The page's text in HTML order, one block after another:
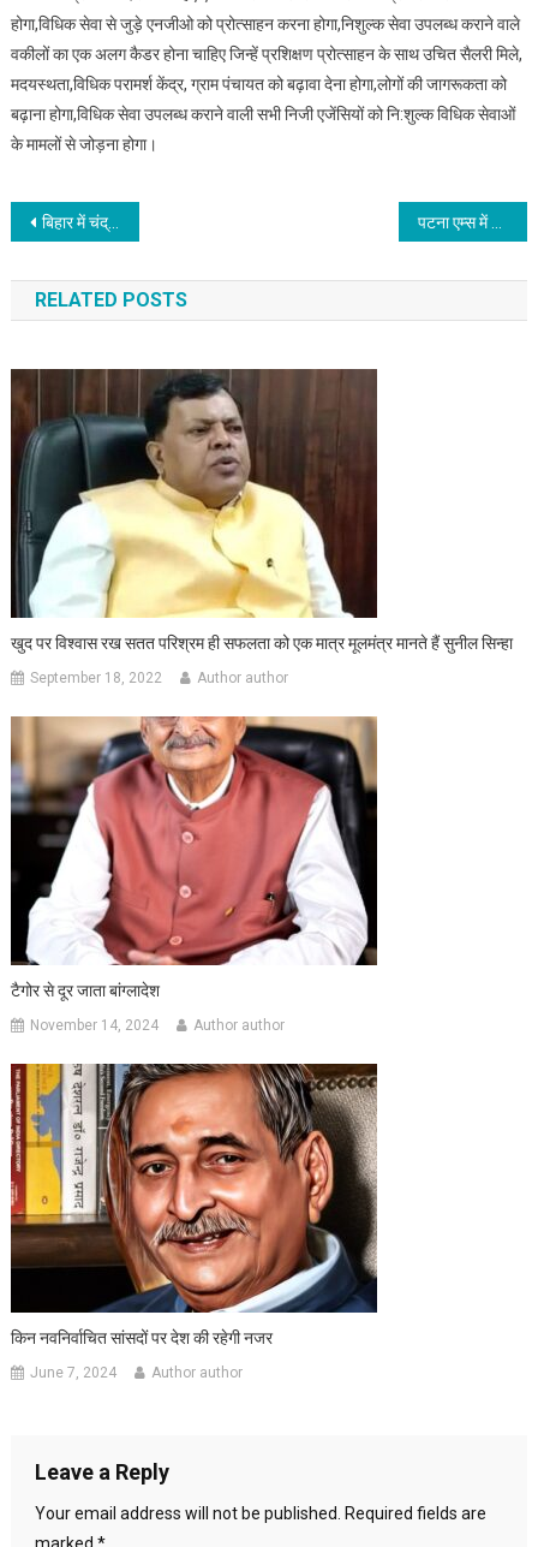
होगा,विधिक सेवा से जुड़े एनजीओ को प्रोत्साहन करना होगा,निशुल्क सेवा उपलब्ध कराने वाले
वकीलों का एक अलग कैडर होना चाहिए जिन्हें प्रशिक्षण प्रोत्साहन के साथ उचित सैलरी मिले,
मदयस्थता,विधिक परामर्श केंद्र, ग्राम पंचायत को बढ़ावा देना होगा,लोगों की जागरूकता को
बढ़ाना होगा,विधिक सेवा उपलब्ध कराने वाली सभी निजी एजेंसियों को नि:शुल्क विधिक सेवाओं
के मामलों से जोड़ना होगा।
Post
navigation
बिहार में चंद्र ग्रहण का समय, किन राशियों पर क्या पड़ेगा प्रभाव
RELATED POSTS
खुद पर विश्वास रख सतत परिश्रम ही सफलता को एक मात्र मूलमंत्र मानते हैं सुनील सिन्हा
September 18, 2022 Author author
टैगोर से दूर जाता बांग्लादेश
November 14, 2024 Author author
किन नवनिर्वाचित सांसदों पर देश की रहेगी नजर
June 7, 2024 Author author
Leave a Reply
Your email address will not be published.
Required fields are